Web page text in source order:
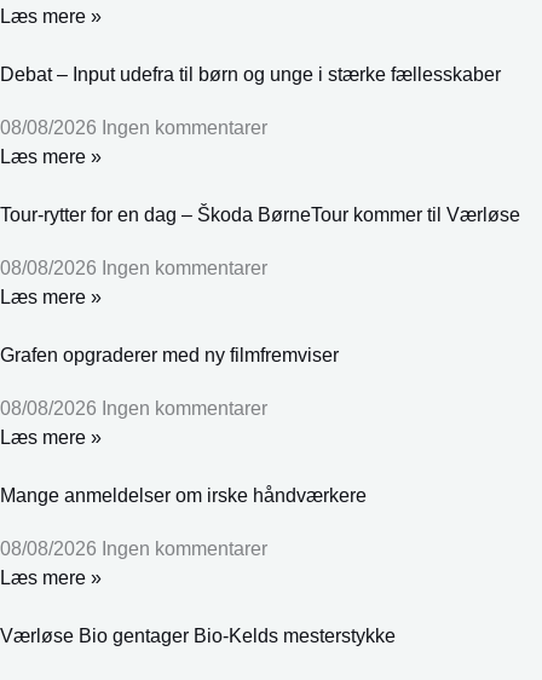
Læs mere »
Debat – Input udefra til børn og unge i stærke fællesskaber
08/08/2026 Ingen kommentarer
Læs mere »
Tour-rytter for en dag – Škoda BørneTour kommer til Værløse
08/08/2026 Ingen kommentarer
Læs mere »
Grafen opgraderer med ny filmfremviser
08/08/2026 Ingen kommentarer
Læs mere »
Mange anmeldelser om irske håndværkere
08/08/2026 Ingen kommentarer
Læs mere »
Værløse Bio gentager Bio-Kelds mesterstykke